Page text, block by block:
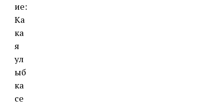
ие:
Ка
ка
я
ул
ыб
ка
се